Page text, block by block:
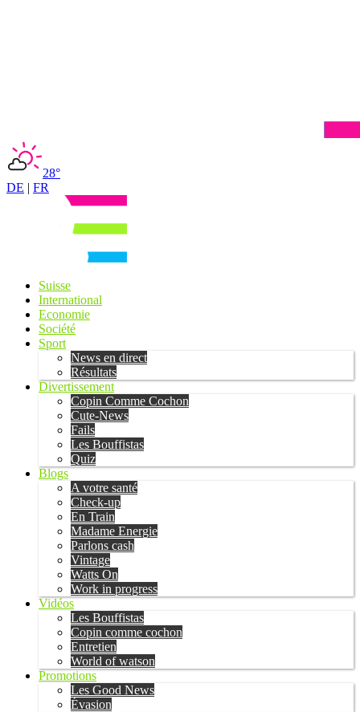
28°
DE | FR
Suisse
International
Economie
Société
Sport
News en direct
Résultats
Divertissement
Copin Comme Cochon
Cute-News
Fails
Les Bouffistas
Quiz
Blogs
A votre santé
Check-up
En Train
Madame Energie
Parlons cash
Vintage
Watts On
Work in progress
Vidéos
Les Bouffistas
Copin comme cochon
Entretien
World of watson
Promotions
Les Good News
Évasion